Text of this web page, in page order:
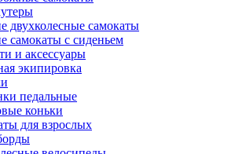
двухколесные самокаты
самокаты с сиденьем
и аксессуары
экипировка
педальные
коньки
для взрослых